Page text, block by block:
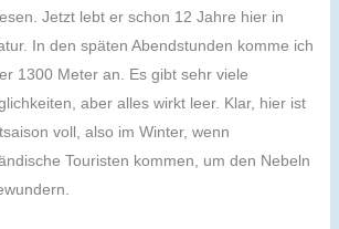
Jetzt lebt er schon 12 Jahre hier in
In den späten Abendstunden komme ich
1300 Meter an. Es gibt sehr viele
aber alles wirkt leer. Klar, hier ist
voll, also im Winter, wenn
Touristen kommen, um den Nebeln